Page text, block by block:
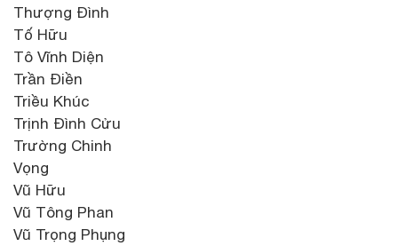
Thượng Đình
Tố Hữu
Tô Vĩnh Diện
Trần Điền
Triều Khúc
Trịnh Đình Cửu
Trường Chinh
Vọng
Vũ Hữu
Vũ Tông Phan
Vũ Trọng Phụng